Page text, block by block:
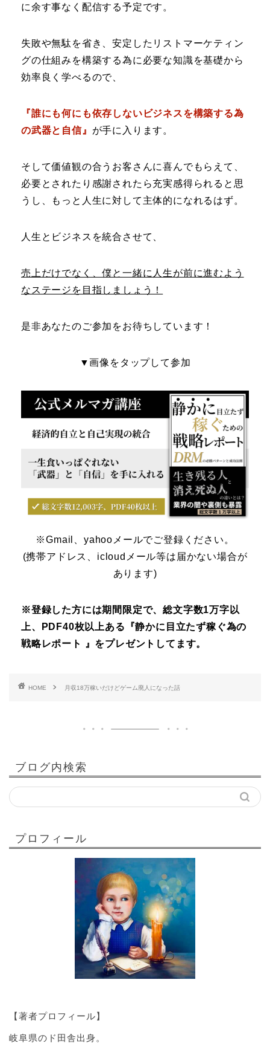
に余す事なく配信する予定です。
失敗や無駄を省き、安定したリストマーケティン
グの仕組みを構築する為に必要な知識を基礎から
効率良く学べるので、
『誰にも何にも依存しないビジネスを構築する為
の武器と自信』 が手に入ります。
そして価値観の合うお客さんに喜んでもらえて、
必要とされたり感謝されたら充実感得られると思
うし、もっと人生に対して主体的になれるはず。
人生とビジネスを統合させて、
売上だけでなく、僕と一緒に人生が前に進むよう
なステージを目指しましょう！
是非あなたのご参加をお待ちしています！
▼画像をタップして参加
※Gmail、yahooメールでご登録ください。
(携帯アドレス、icloudメール等は届かない場合が
あります)
※登録した方には期間限定で、総文字数1万字以
上、PDF40枚以上ある『静かに目立たず稼ぐ為の
戦略レポート 』をプレゼントしてます。
HOME 月収18万稼いだけどゲーム廃人になった話
ブログ内検索
プロフィール
【著者プロフィール】
岐阜県のド田舎出身。